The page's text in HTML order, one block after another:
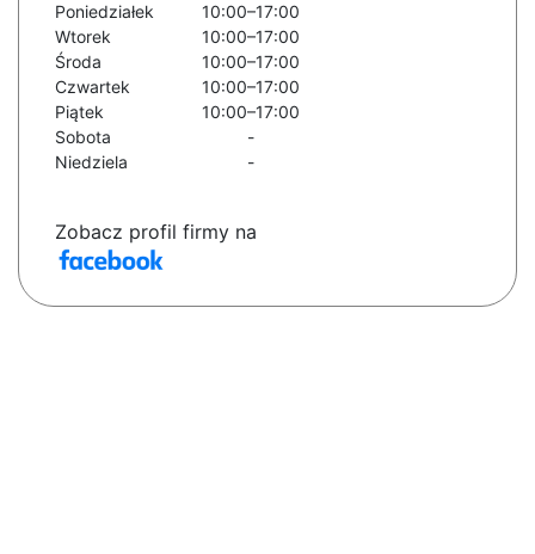
Poniedziałek
10:00–17:00
Wtorek
10:00–17:00
Środa
10:00–17:00
Czwartek
10:00–17:00
Piątek
10:00–17:00
Sobota
-
Niedziela
-
Zobacz profil firmy na